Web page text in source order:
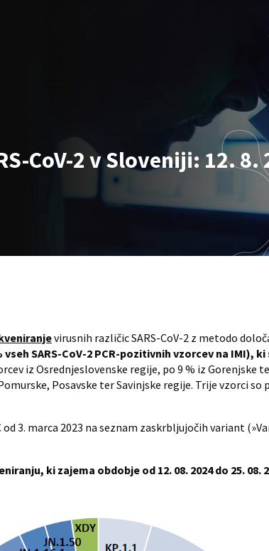
CoV-2 v Sloveniji: 12. 8.
virusnih različic SARS-CoV-2 z metodo
SARS-CoV-2 PCR-pozitivnih vzorcev na IMI),
iz Osrednjeslovenske regije, po 9 % iz Gorenjske
Posavske ter Savinjske regije. Trije vzorci
3. marca 2023 na seznam zaskrbljujočih variant
ki zajema obdobje od 12. 08. 2024 do 25. 08.